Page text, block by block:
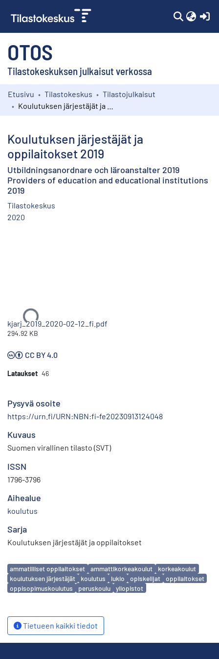
OTOS
Tilastokeskuksen julkaisut verkossa
Kokoelmat
Etusivu Tilastokeskus
Tilastojulkaisut
Koulutuksen järjestäjät ja
oppilaitokset 2019
Utbildningsanordnare och läroanstalter 2019
Providers of education and educational institutions
2019
Tilastokeskus
2020
Ladataan...
kjarj_2019_2020-02-12_fi.pdf
294.92 KB
CC BY 4.0
Lataukset 46
Pysyvä osoite
https://urn.fi/URN:NBN:fi-fe20230913124048
Kuvaus
Suomen virallinen tilasto (SVT)
ISSN
1796-3796
Aihealue
koulutus
Sarja
Koulutuksen järjestäjät ja oppilaitokset
Avainsanat
ammatilliset oppilaitokset ammattikorkeakoulut
korkeakoulut
koulutuksen järjestäjät
koulutus lukio opiskelijat
oppilaitokset
oppisopimuskoulutus
peruskoulu yliopistot
Tietueen kaikki tiedot